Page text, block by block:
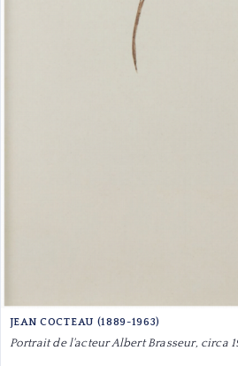
JEAN COCTEAU (1889-1963)
Portrait de l'acteur Albert Brasseur, circa